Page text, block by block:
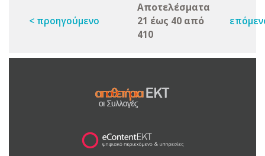
< προηγούμενο
Αποτελέσματα
21 έως 40 από
410